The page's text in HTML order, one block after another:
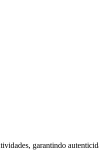
garantindo